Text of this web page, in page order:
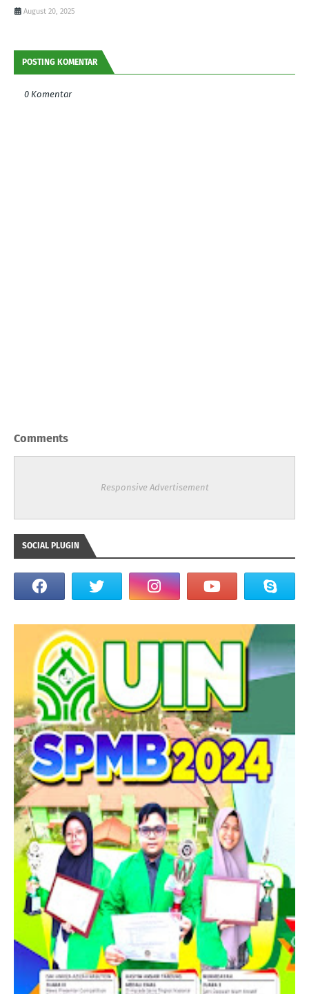
August 20, 2025
POSTING KOMENTAR
0 Komentar
Comments
Responsive Advertisement
SOCIAL PLUGIN